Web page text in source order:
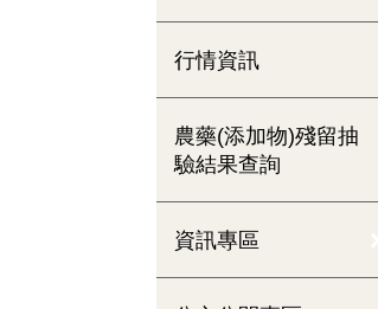
行情資訊
農藥(添加物)殘留抽
驗結果查詢
資訊專區